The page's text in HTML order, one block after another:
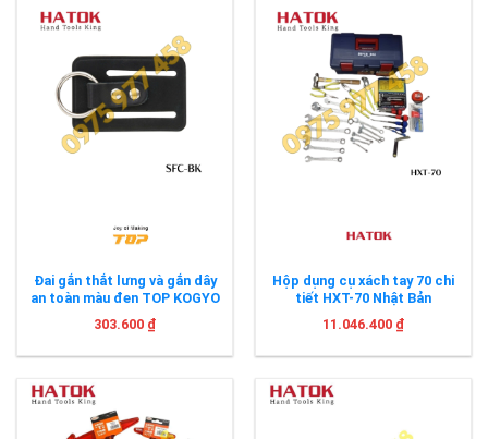
Đai gắn thắt lưng và gắn dây
an toàn màu đen TOP KOGYO
303.600 ₫
Hộp dụng cụ xách tay 70 chi
tiết HXT-70 Nhật Bản
11.046.400 ₫